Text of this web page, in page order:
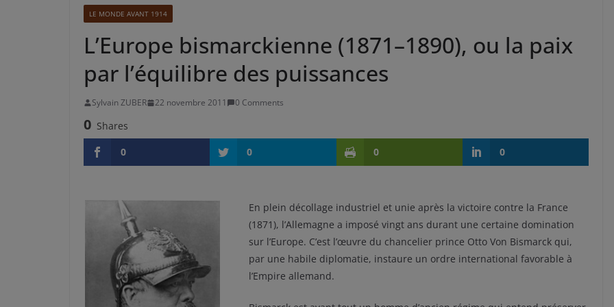
LE MONDE AVANT 1914
L’Europe bismarckienne (1871–1890), ou la paix
par l’équilibre des puissances
Sylvain ZUBER 22 novembre 2011 0 Comments
0 Shares
0
0 0 0
En plein décollage industriel et unie après la victoire contre la France
(1871), l’Allemagne a imposé vingt ans durant une certaine domination
sur l’Europe. C’est l’œuvre du chancelier prince Otto Von Bismarck qui,
par une habile diplomatie, instaure un ordre international favorable à
l’Empire allemand.